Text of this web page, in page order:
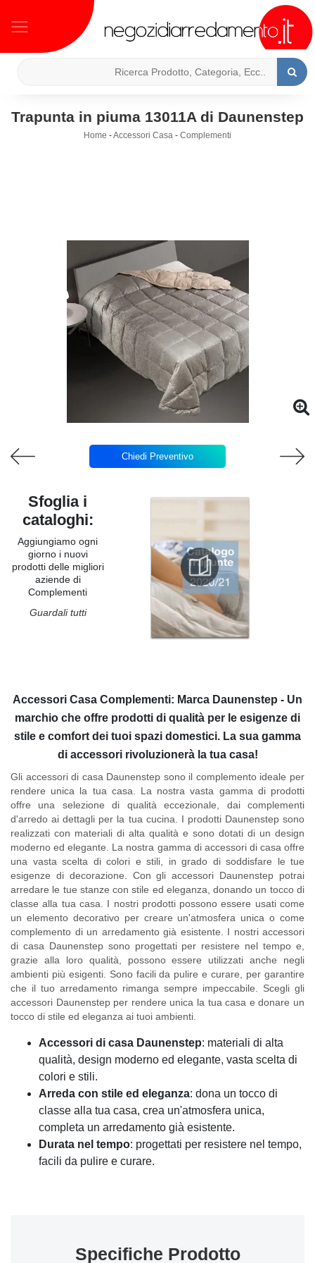
Trapunta in piuma 13011A di Daunenstep
Home -Accessori Casa - Complementi
Chiedi Preventivo
Accessori Casa Complementi: Marca Daunenstep - Un
marchio che offre prodotti di qualità per le esigenze di
stile e comfort dei tuoi spazi domestici. La sua gamma
di accessori rivoluzionerà la tua casa!
Gli accessori di casa Daunenstep sono il complemento ideale per
rendere unica la tua casa. La nostra vasta gamma di prodotti
offre una selezione di qualità eccezionale, dai complementi
d'arredo ai dettagli per la tua cucina. I prodotti Daunenstep sono
realizzati con materiali di alta qualità e sono dotati di un design
moderno ed elegante. La nostra gamma di accessori di casa offre
una vasta scelta di colori e stili, in grado di soddisfare le tue
esigenze di decorazione. Con gli accessori Daunenstep potrai
arredare le tue stanze con stile ed eleganza, donando un tocco di
classe alla tua casa. I nostri prodotti possono essere usati come
un elemento decorativo per creare un'atmosfera unica o come
complemento di un arredamento già esistente. I nostri accessori
di casa Daunenstep sono progettati per resistere nel tempo e,
grazie alla loro qualità, possono essere utilizzati anche negli
ambienti più esigenti. Sono facili da pulire e curare, per garantire
che il tuo arredamento rimanga sempre impeccabile. Scegli gli
accessori Daunenstep per rendere unica la tua casa e donare un
tocco di stile ed eleganza ai tuoi ambienti.
Accessori di casa Daunenstep: materiali di alta
qualità, design moderno ed elegante, vasta scelta di
colori e stili.
Arreda con stile ed eleganza: dona un tocco di
classe alla tua casa, crea un'atmosfera unica,
completa un arredamento già esistente.
Durata nel tempo: progettati per resistere nel tempo,
facili da pulire e curare.
Sfoglia i
cataloghi:
Aggiungiamo ogni
giorno i nuovi
prodotti delle migliori
aziende di
Complementi
Guardali tutti
Specifiche Prodotto